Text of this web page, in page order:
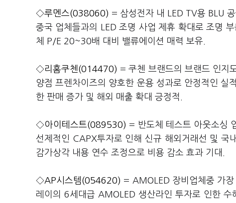
◇루멘스(038060) = 삼성전자 내 LED TV용 BLU
중국 업체들과의 LED 조명 사업 제휴 확대로 조명
체 P/E 20~30배 대비 밸류에이션 매력 보유.
◇리홈쿠첸(014470) = 쿠첸 브랜드의 브랜드 인지
양점 프렌차이즈의 양호한 운용 성과로 안정적인 실
한 판매 증가 및 해외 매출 확대 긍정적.
◇아이테스트(089530) = 반도체 테스트 아웃소싱
선제적인 CAPX투자로 인해 신규 해외거래선 및 국
감가상각 내용 연수 조정으로 비용 감소 효과 기대.
◇AP시스템(054620) = AMOLED 장비업체중 가
레이의 6세대급 AMOLED 생산라인 투자로 인한